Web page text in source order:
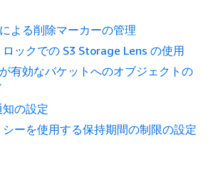
よる削除マーカーの管理
ックでの S3 Storage Lens の使用
有効なバケットへのオブジェクトの
の設定
ーを使用する保持期間の制限の設定